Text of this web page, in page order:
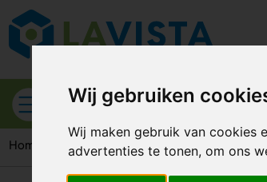
Wij gebruiken
Wij maken gebruik van cookies
advertenties te tonen, om ons
Alle categorieën
Home Reisartikelen Koffers Samsonite